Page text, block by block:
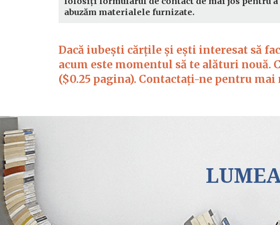
abuzăm materialele furnizate.
Dacă iubești cărțile și ești interesat să
acum este momentul să te alături nouă.
($0.25 pagina). Contactați-ne pentru